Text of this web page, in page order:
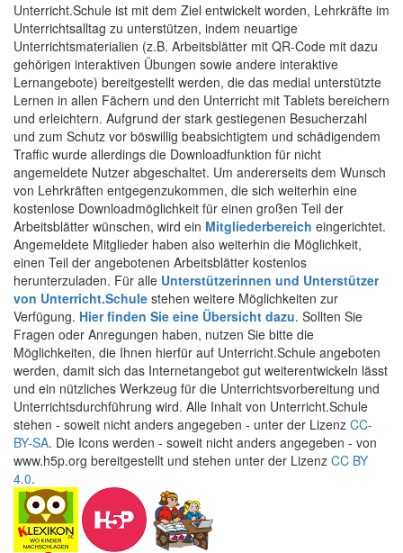
Unterricht.Schule ist mit dem Ziel entwickelt worden, Lehrkräfte im
Unterrichtsalltag zu unterstützen, indem neuartige
Unterrichtsmaterialien (z.B. Arbeitsblätter mit QR-Code mit dazu
gehörigen interaktiven Übungen sowie andere interaktive
Lernangebote) bereitgestellt werden, die das medial unterstützte
Lernen in allen Fächern und den Unterricht mit Tablets bereichern
und erleichtern. Aufgrund der stark gestiegenen Besucherzahl
und zum Schutz vor böswillig beabsichtigtem und schädigendem
Traffic wurde allerdings die Downloadfunktion für nicht
angemeldete Nutzer abgeschaltet. Um andererseits dem Wunsch
von Lehrkräften entgegenzukommen, die sich weiterhin eine
kostenlose Downloadmöglichkeit für einen großen Teil der
Arbeitsblätter wünschen, wird ein Mitgliederbereich eingerichtet.
Angemeldete Mitglieder haben also weiterhin die Möglichkeit,
einen Teil der angebotenen Arbeitsblätter kostenlos
herunterzuladen. Für alle Unterstützerinnen und Unterstützer
von Unterricht.Schule stehen weitere Möglichkeiten zur
Verfügung. Hier finden Sie eine Übersicht dazu. Sollten Sie
Fragen oder Anregungen haben, nutzen Sie bitte die
Möglichkeiten, die Ihnen hierfür auf Unterricht.Schule angeboten
werden, damit sich das Internetangebot gut weiterentwickeln lässt
und ein nützliches Werkzeug für die Unterrichtsvorbereitung und
Unterrichtsdurchführung wird. Alle Inhalt von Unterricht.Schule
stehen - soweit nicht anders angegeben - unter der Lizenz CC-
BY-SA. Die Icons werden - soweit nicht anders angegeben - von
www.h5p.org bereitgestellt und stehen unter der Lizenz CC BY
4.0.